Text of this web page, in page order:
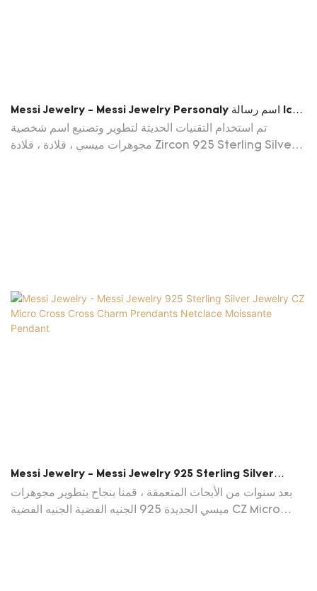
Messi Jewelry - Messi Jewelry Personaly اسم رسالة Iced
Out Zircon 925 Sterling Silver Hip Hop Necklace
تم استخدام التقنيات الحديثة لتطوير وتصنيع اسم شخصية
مجوهرات ميسي ، قلادة ، قلادة Zircon 925 Sterling Silver
Messi Jewelry - Messi Jewelry 925 Sterling Silver
Jewelry CZ Micro Cross Cross Charm Prendants
Netclace Moissante Pendant
بعد سنوات من الأبحاث المتعمقة ، قمنا بنجاح بتطوير مجوهرات
ميسي الجديدة 925 الجنيه الفضية الجنيه الفضية CZ Micro